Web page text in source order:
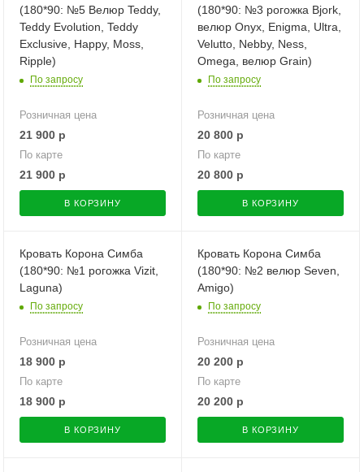
(180*90: №5 Велюр Teddy,
Teddy Evolution, Teddy
Exclusive, Happy, Moss,
Ripple)
По запросу
Розничная цена
21 900 р
По карте
21 900 р
В КОРЗИНУ
(180*90: №3 рогожка Bjork,
велюр Onyx, Enigma, Ultra,
Velutto, Nebby, Ness,
Omega, велюр Grain)
По запросу
Розничная цена
20 800 р
По карте
20 800 р
В КОРЗИНУ
Кровать Корона Симба
(180*90: №1 рогожка Vizit,
Laguna)
По запросу
Розничная цена
18 900 р
По карте
18 900 р
В КОРЗИНУ
Кровать Корона Симба
(180*90: №2 велюр Seven,
Amigo)
По запросу
Розничная цена
20 200 р
По карте
20 200 р
В КОРЗИНУ